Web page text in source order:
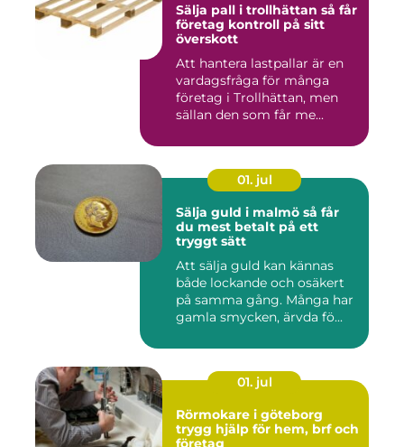
Sälja pall i trollhättan så får
företag kontroll på sitt
överskott
Att hantera lastpallar är en
vardagsfråga för många
företag i Trollhättan, men
sällan den som får me...
01. jul
Sälja guld i malmö så får
du mest betalt på ett
tryggt sätt
Att sälja guld kan kännas
både lockande och osäkert
på samma gång. Många har
gamla smycken, ärvda fö...
01. jul
Rörmokare i göteborg
trygg hjälp för hem, brf och
företag